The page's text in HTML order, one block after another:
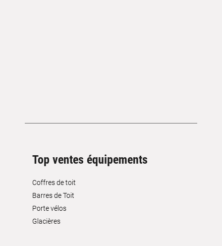
Top ventes équipements
Coffres de toit
Barres de Toit
Porte vélos
Glacières